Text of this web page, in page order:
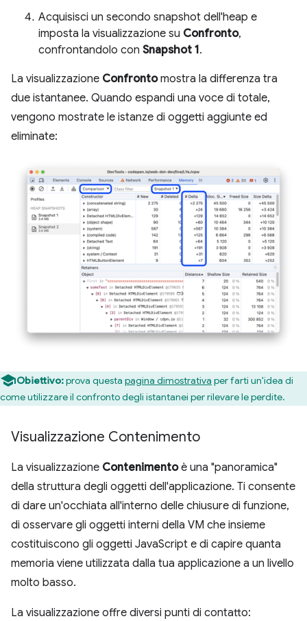
Acquisisci un secondo snapshot dell'heap e
imposta la visualizzazione su Confronto,
confrontandolo con Snapshot 1.
La visualizzazione Confrontomostra la differenza tra
due istantanee. Quando espandi una voce di totale,
vengono mostrate le istanze di oggetti aggiunte ed
eliminate:
Obiettivo:prova questa pagina dimostrativa per farti un'idea di
come utilizzare il confronto degli istantanei per rilevare le perdite.
Visualizzazione Contenimento
La visualizzazione Contenimentoè una "panoramica"
della struttura degli oggetti dell'applicazione. Ti consente
di dare un'occhiata all'interno delle chiusure di funzione,
di osservare gli oggetti interni della VM che insieme
costituiscono gli oggetti JavaScript e di capire quanta
memoria viene utilizzata dalla tua applicazione a un livello
molto basso.
La visualizzazione offre diversi punti di contatto: